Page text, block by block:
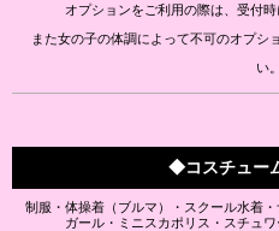
オプションをご利用の際は、受付
また女の子の体調によって不可のオプシ
い。
◆コスチュー
制服・体操着（ブルマ）・スクール水着
ガール・ミニスカポリス・スチュ